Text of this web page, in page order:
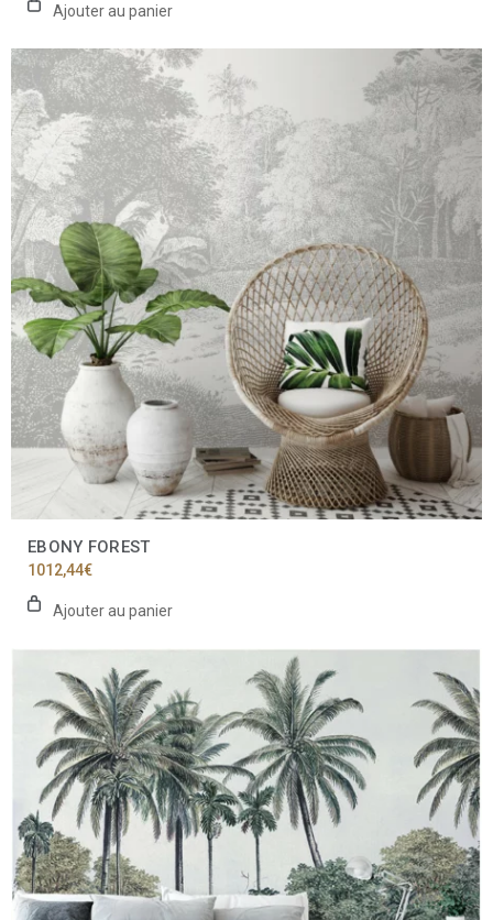
Ajouter au panier
EBONY FOREST
1012,44€
Ajouter au panier